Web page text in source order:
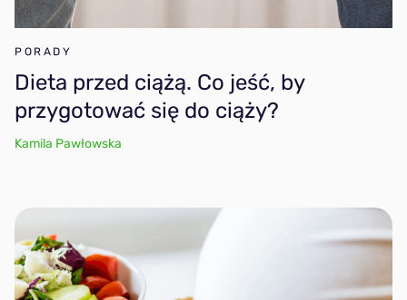
PORADY
Dieta przed ciążą. Co jeść, by
przygotować się do ciąży?
Kamila Pawłowska